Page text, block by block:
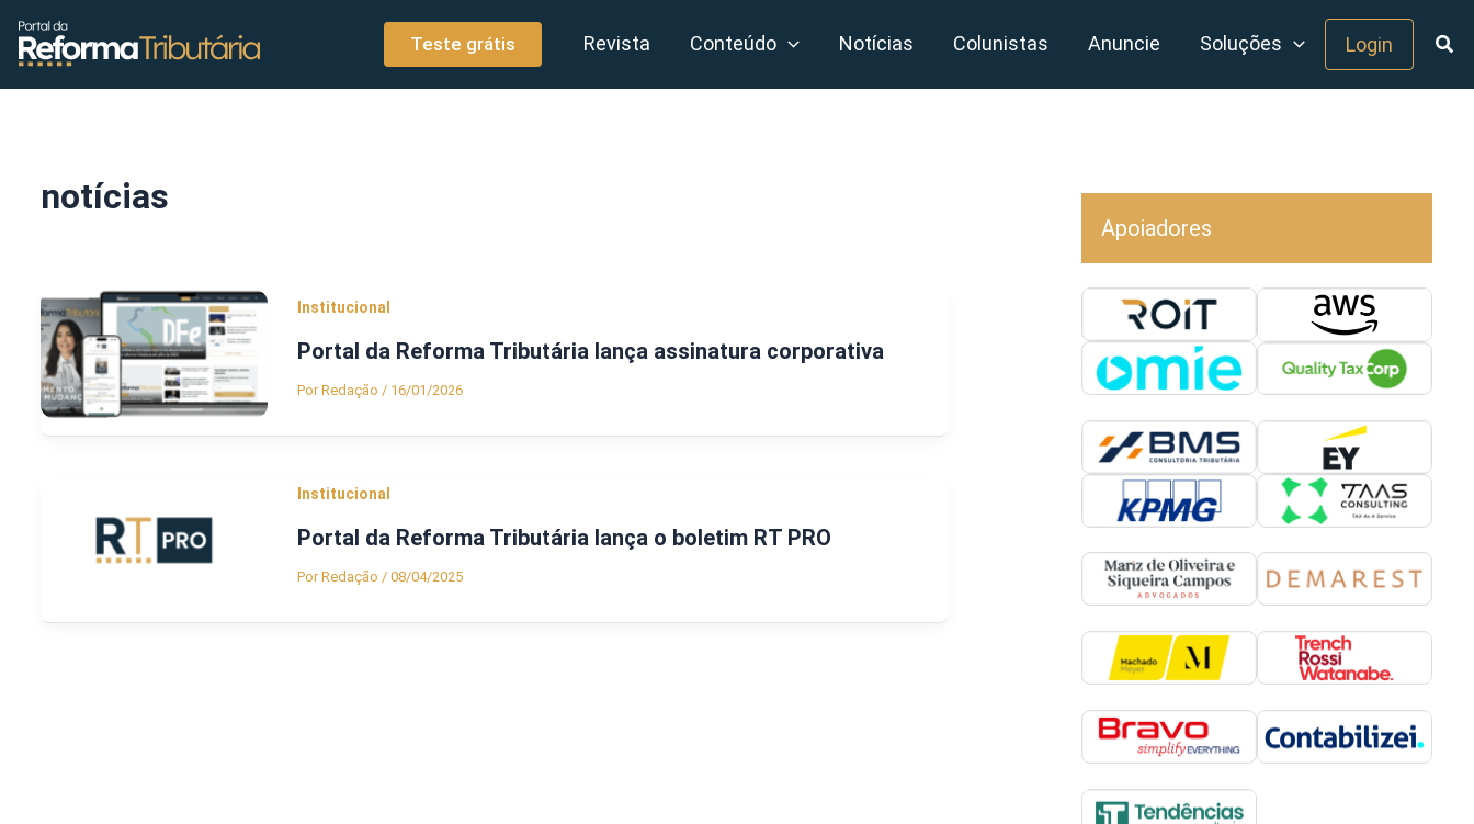
conteúdo
Teste grátis Revista Conteúdo Notícias Colunistas Anuncie Soluções Login
notícias
Institucional
Portal da Reforma Tributária lança assinatura corporativa
PorRedação / 16/01/2026
Institucional
Portal da Reforma Tributária lança o boletim RT PRO
PorRedação / 08/04/2025
Apoiadores